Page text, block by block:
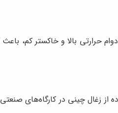
حرارتی بالا و خاکستر کم،
از زغال چینی در کارگاه‌های